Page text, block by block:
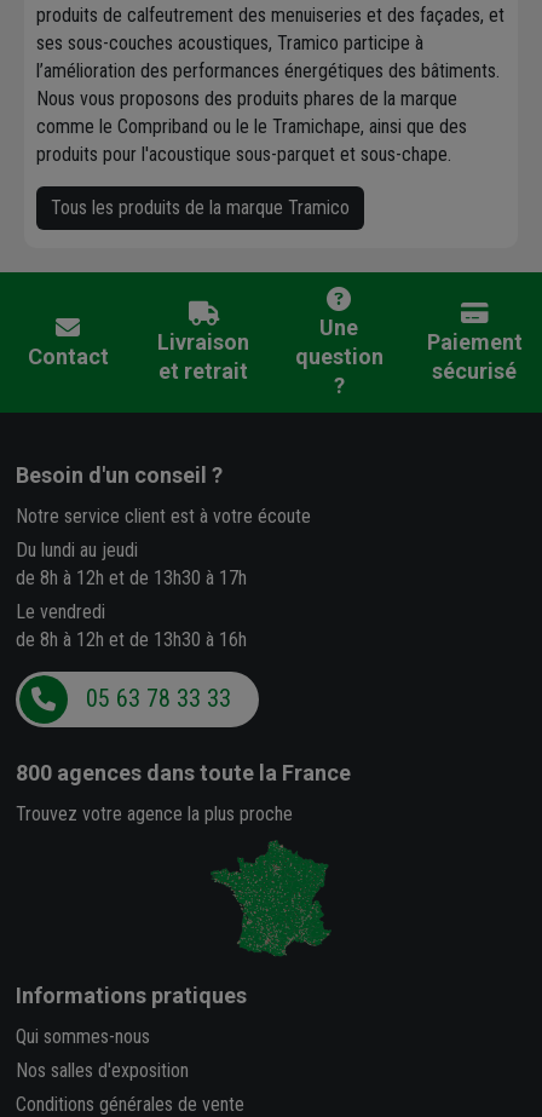
produits de calfeutrement des menuiseries et des façades, et
ses sous-couches acoustiques, Tramico participe à
l’amélioration des performances énergétiques des bâtiments.
Nous vous proposons des produits phares de la marque
comme le Compriband ou le le Tramichape, ainsi que des
produits pour l'acoustique sous-parquet et sous-chape.
Tous les produits de la marque Tramico
Contact
Livraison
et retrait
Une
question
?
Paiement
sécurisé
Besoin d'un conseil ?
Notre service client est à votre écoute
Du lundi au jeudi
de 8h à 12h et de 13h30 à 17h
Le vendredi
de 8h à 12h et de 13h30 à 16h
05 63 78 33 33
800 agences dans toute la France
Trouvez votre agence la plus proche
Informations pratiques
Qui sommes-nous
Nos salles d'exposition
Conditions générales de vente